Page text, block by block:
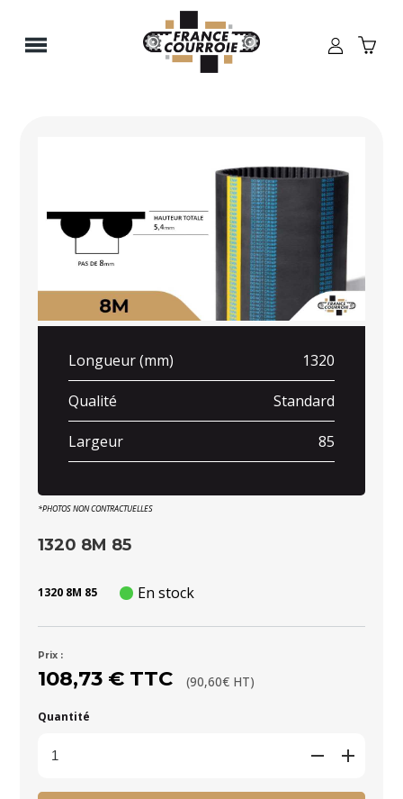
Longueur (mm) 1320
Qualité Standard
Largeur 85
*PHOTOS NON CONTRACTUELLES
1320 8M 85
1320 8M 85 En stock
Prix :
108,73 € TTC (90,60€ HT)
Quantité
Panneau de gestion des cookies